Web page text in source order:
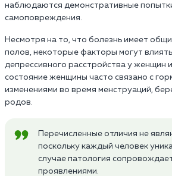
наблюдаются демонстративные
самоповреждения.
Несмотря на то, что болезнь имеет
полов, некоторые факторы могут
депрессивного расстройства у женщин
состояние женщины часто связано с
изменениями во время менструаций,
родов.
Перечисленные отличия не
поскольку каждый человек
случае патология
проявлениями.